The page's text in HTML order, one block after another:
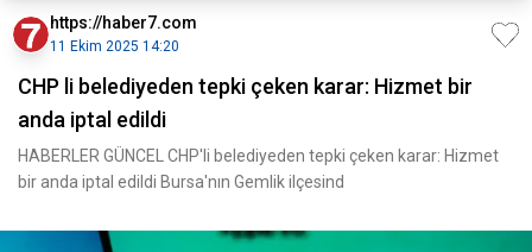
https://haber7.com
11 Ekim 2025 14:20
CHP li belediyeden tepki çeken karar: Hizmet bir
anda iptal edildi
HABERLER GÜNCEL CHP'li belediyeden tepki çeken karar: Hizmet
bir anda iptal edildi Bursa'nın Gemlik ilçesind